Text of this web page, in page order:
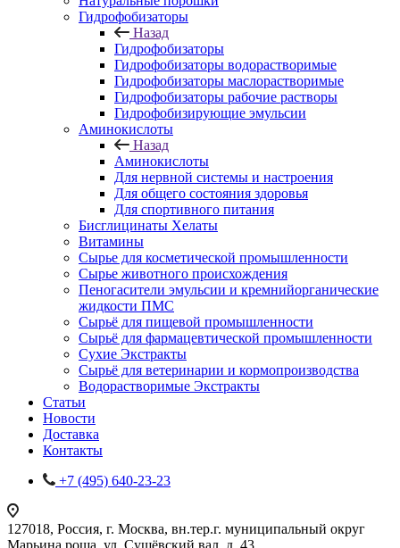
Гидрофобизаторы
Назад
Гидрофобизаторы
Гидрофобизаторы водорастворимые
Гидрофобизаторы маслорастворимые
Гидрофобизаторы рабочие растворы
Гидрофобизирующие эмульсии
Аминокислоты
Назад
Аминокислоты
Для нервной системы и настроения
Для общего состояния здоровья
Для спортивного питания
Бисглицинаты Хелаты
Витамины
Сырье для косметической промышленности
Сырье животного происхождения
Пеногасители эмульсии и кремнийорганические
жидкости ПМС
Сырьё для пищевой промышленности
Сырьё для фармацевтической промышленности
Сухие Экстракты
Сырьё для ветеринарии и кормопроизводства
Водорастворимые Экстракты
Статьи
Новости
Доставка
Контакты
+7 (495) 640-23-23
127018, Россия, г. Москва, вн.тер.г. муниципальный округ
Марьина роща, ул. Сущёвский вал, д. 43